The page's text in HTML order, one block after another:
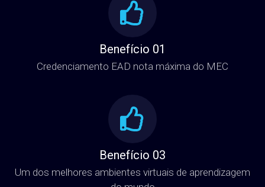
Benefício 01
Benefício 03
do mundo